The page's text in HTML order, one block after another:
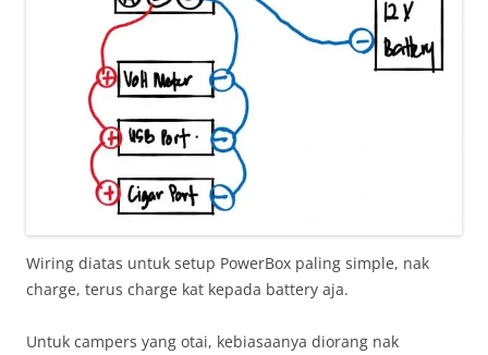
Wiring diatas untuk setup PowerBox paling simple, nak
charge, terus charge kat kepada battery aja.
Untuk campers yang otai, kebiasaanya diorang nak